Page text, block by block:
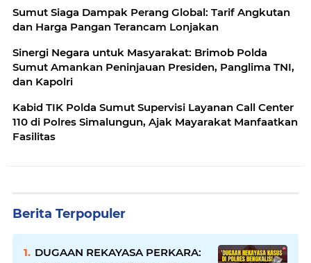
Sumut Siaga Dampak Perang Global: Tarif Angkutan
dan Harga Pangan Terancam Lonjakan
Sinergi Negara untuk Masyarakat: Brimob Polda
Sumut Amankan Peninjauan Presiden, Panglima TNI,
dan Kapolri
Kabid TIK Polda Sumut Supervisi Layanan Call Center
110 di Polres Simalungun, Ajak Mayarakat Manfaatkan
Fasilitas
Berita Terpopuler
DUGAAN REKAYASA PERKARA: